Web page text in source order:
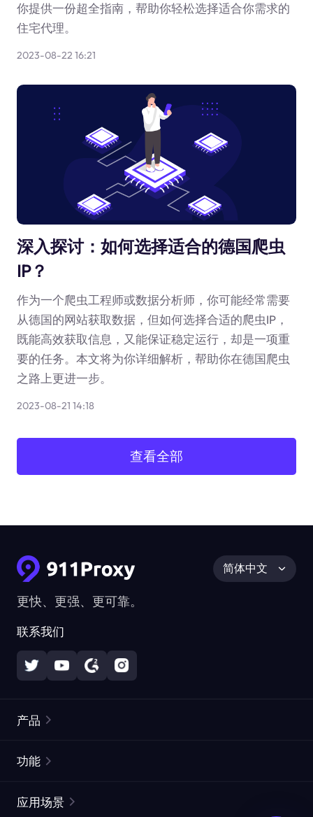
你提供一份超全指南，帮助你轻松选择适合你需求的
住宅代理。
2023-08-22 16:21
深入探讨：如何选择适合的德国爬虫
IP？
作为一个爬虫工程师或数据分析师，你可能经常需要
从德国的网站获取数据，但如何选择合适的爬虫IP，
既能高效获取信息，又能保证稳定运行，却是一项重
要的任务。本文将为你详细解析，帮助你在德国爬虫
之路上更进一步。
2023-08-21 14:18
查看全部
更快、更强、更可靠。
联系我们
简体中文
产品
静态住宅代理
功能
应用场景